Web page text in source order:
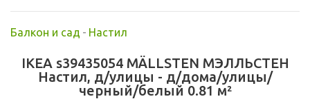
Балкон и сад - Настил
IKEA s39435054 MÄLLSTEN МЭЛЛЬСТЕН
Настил, д/улицы - д/дома/улицы/
черный/белый 0.81 м²